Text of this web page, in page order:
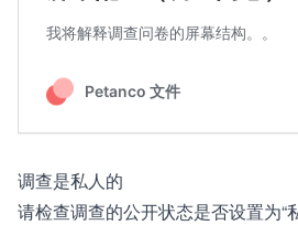
调查是私人的
请检查调查的公开状态是否设置为“私